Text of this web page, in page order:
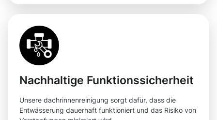
Nachhaltige Funktionssicherheit
Unsere dachrinnenreinigung sorgt dafür, dass die
Entwässerung dauerhaft funktioniert und das Risiko von